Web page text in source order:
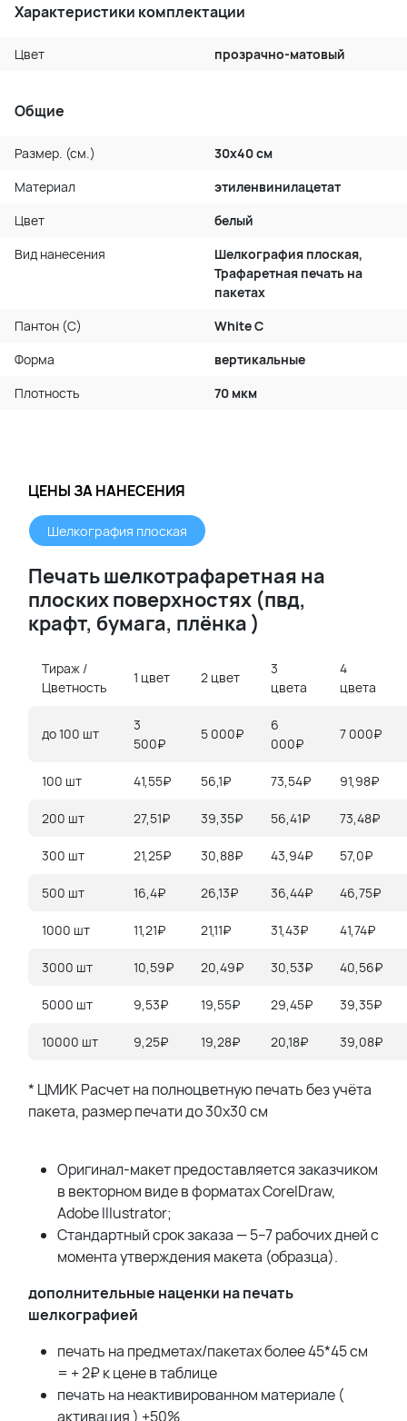
Характеристики комплектации
Цвет прозрачно-матовый
Общие
Размер. (см.)
30x40 см
Материал
этиленвинилацетат
Цвет
белый
Вид нанесения
Шелкография плоская,
Трафаретная печать на
пакетах
Пантон (C)
White C
Форма
вертикальные
Плотность
70 мкм
ЦЕНЫ ЗА НАНЕСЕНИЯ
Шелкография плоская
Печать шелкотрафаретная на
плоских поверхностях (пвд,
крафт, бумага, плёнка )
Тираж /
Цветность
1 цвет 2 цвет
3
цвета
4
цвета
до 100 шт
3
500₽
5 000₽
6
000₽
7 000₽
100 шт 41,55₽ 56,1₽ 73,54₽ 91,98₽
200 шт 27,51₽ 39,35₽ 56,41₽ 73,48₽
300 шт 21,25₽ 30,88₽ 43,94₽ 57,0₽
500 шт 16,4₽ 26,13₽ 36,44₽ 46,75₽
1000 шт 11,21₽ 21,11₽ 31,43₽ 41,74₽
3000 шт 10,59₽ 20,49₽ 30,53₽ 40,56₽
5000 шт 9,53₽ 19,55₽ 29,45₽ 39,35₽
10000 шт 9,25₽ 19,28₽ 20,18₽ 39,08₽
* ЦМИК Расчет на полноцветную печать без учёта
пакета, размер печати до 30х30 см
Оригинал-макет предоставляется заказчиком
в векторном виде в форматах CorelDraw,
Adobe Illustrator;
Стандартный срок заказа — 5–7 рабочих дней с
момента утверждения макета (образца).
дополнительные наценки на печать
шелкографией
печать на предметах/пакетах более 45*45 см
= + 2₽ к цене в таблице
печать на неактивированном материале (
активация ) +50%